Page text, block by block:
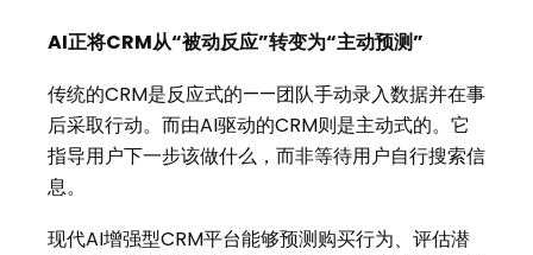
AI正将CRM从“被动反应”转变为“主动预测”
传统的CRM是反应式的——团队手动录入数据并在事
后采取行动。而由AI驱动的CRM则是主动式的。它
指导用户下一步该做什么，而非等待用户自行搜索信
息。
现代AI增强型CRM平台能够预测购买行为、评估潜